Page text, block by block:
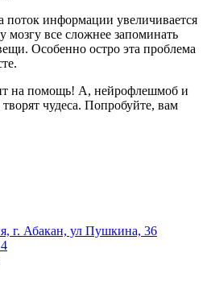
поток информации увеличивается
мозгу все сложнее запоминать
Особенно остро эта проблема
на помощь! А, нейрофлешмоб и
чудеса. Попробуйте, вам
г. Абакан, ул Пушкина, 36